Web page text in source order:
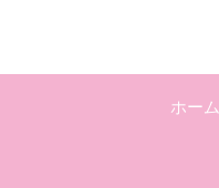
ホーム